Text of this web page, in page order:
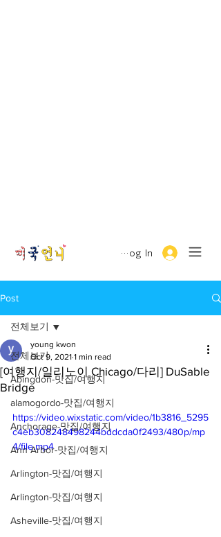
Log In
Post
전체보기
Abingdon-맛집/여행지
alamogordo-맛집/여행지
Anchorage-맛집/여행지
Ann Arbor-맛집/여행지
Arlington-맛집/여행지
Arlington-맛집/여행지
Asheville-맛집/여행지
전체보기
[여행지/일리노이 Chicago/다리] DuSable
Bridge
young kwon
Oct 9, 2021 1 min read
https://video.wixstatic.com/video/1b3816_5295
c4eb308248498244bddcda0f2493/480p/mp
4/file.mp4